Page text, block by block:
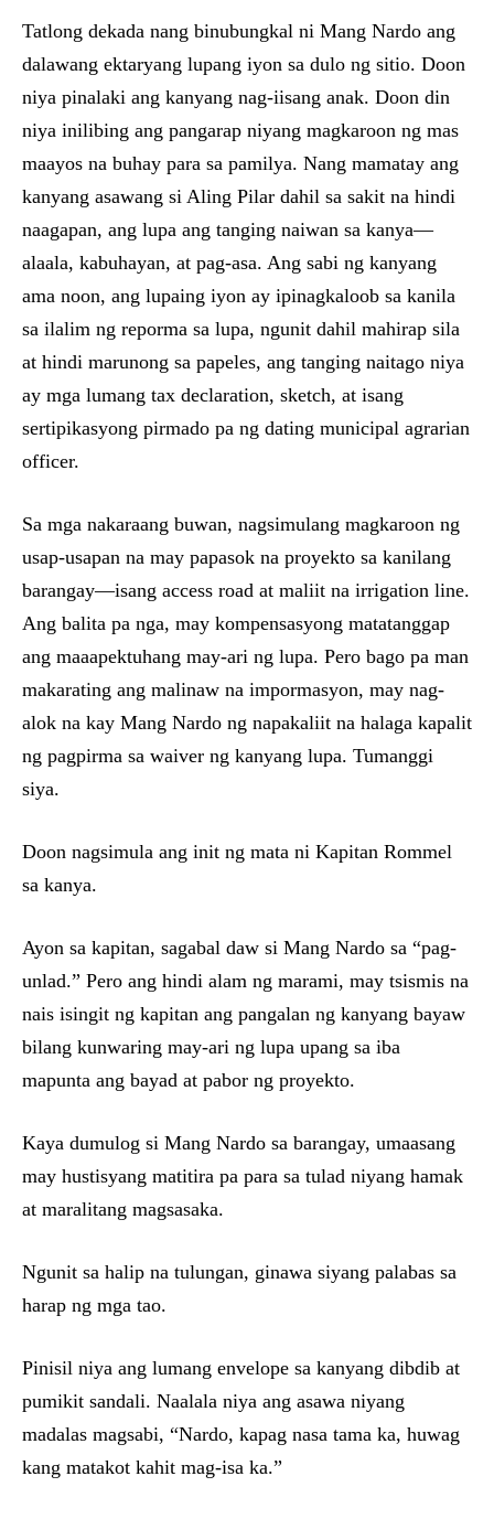
Tatlong dekada nang binubungkal ni Mang Nardo ang
dalawang ektaryang lupang iyon sa dulo ng sitio. Doon
niya pinalaki ang kanyang nag-iisang anak. Doon din
niya inilibing ang pangarap niyang magkaroon ng mas
maayos na buhay para sa pamilya. Nang mamatay ang
kanyang asawang si Aling Pilar dahil sa sakit na hindi
naagapan, ang lupa ang tanging naiwan sa kanya—
alaala, kabuhayan, at pag-asa. Ang sabi ng kanyang
ama noon, ang lupaing iyon ay ipinagkaloob sa kanila
sa ilalim ng reporma sa lupa, ngunit dahil mahirap sila
at hindi marunong sa papeles, ang tanging naitago niya
ay mga lumang tax declaration, sketch, at isang
sertipikasyong pirmado pa ng dating municipal agrarian
officer.
Sa mga nakaraang buwan, nagsimulang magkaroon ng
usap-usapan na may papasok na proyekto sa kanilang
barangay—isang access road at maliit na irrigation line.
Ang balita pa nga, may kompensasyong matatanggap
ang maaapektuhang may-ari ng lupa. Pero bago pa man
makarating ang malinaw na impormasyon, may nag-
alok na kay Mang Nardo ng napakaliit na halaga kapalit
ng pagpirma sa waiver ng kanyang lupa. Tumanggi
siya.
Doon nagsimula ang init ng mata ni Kapitan Rommel
sa kanya.
Ayon sa kapitan, sagabal daw si Mang Nardo sa “pag-
unlad.” Pero ang hindi alam ng marami, may tsismis na
nais isingit ng kapitan ang pangalan ng kanyang bayaw
bilang kunwaring may-ari ng lupa upang sa iba
mapunta ang bayad at pabor ng proyekto.
Kaya dumulog si Mang Nardo sa barangay, umaasang
may hustisyang matitira pa para sa tulad niyang hamak
at maralitang magsasaka.
Ngunit sa halip na tulungan, ginawa siyang palabas sa
harap ng mga tao.
Pinisil niya ang lumang envelope sa kanyang dibdib at
pumikit sandali. Naalala niya ang asawa niyang
madalas magsabi, “Nardo, kapag nasa tama ka, huwag
kang matakot kahit mag-isa ka.”